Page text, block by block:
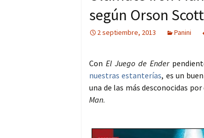
según Orson
2 septiembre, 2013 Panini
Con El Juego de Ender
nuestras estanterías, es un
una de las más desconocidas
Man.